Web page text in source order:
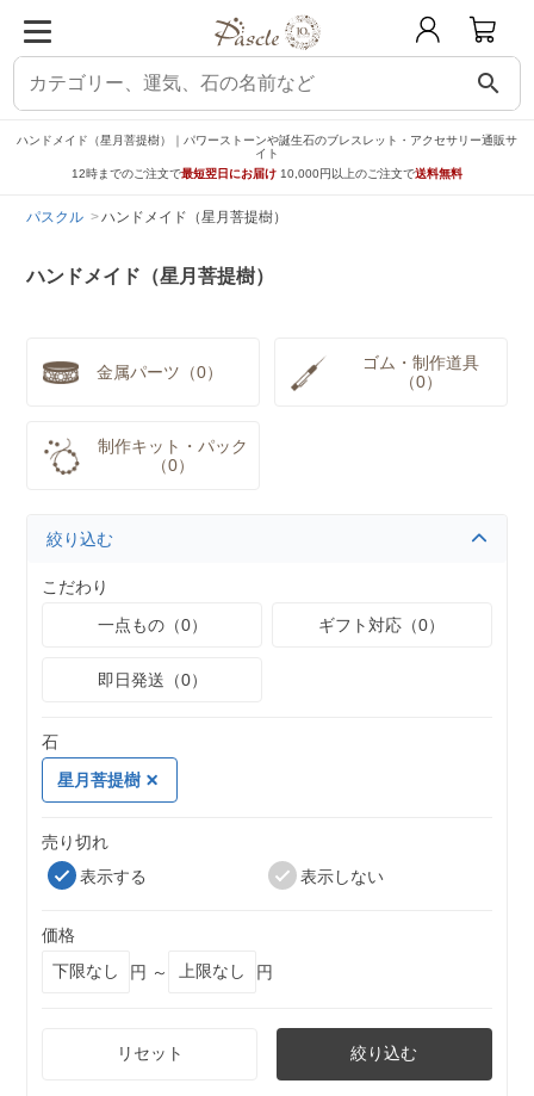
search
ハンドメイド（星月菩提樹）｜パワーストーンや誕生石のブレスレット・アクセサリー通販サ
イト
12時までのご注文で最短翌日にお届け 10,000円以上のご注文で送料無料
パスクル ハンドメイド（星月菩提樹）
ハンドメイド（星月菩提樹）
金属パーツ（0）
ゴム・制作道具
（0）
制作キット・パック
（0）
絞り込む
こだわり
一点もの（0）
ギフト対応（0）
即日発送（0）
石
星月菩提樹
売り切れ
表示する
表示しない
価格
円 ～
円
リセット 絞り込む